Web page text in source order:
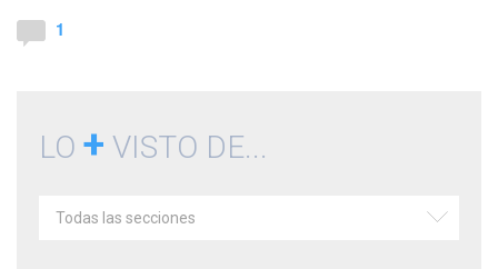
1
LO + VISTO DE...
Todas las secciones